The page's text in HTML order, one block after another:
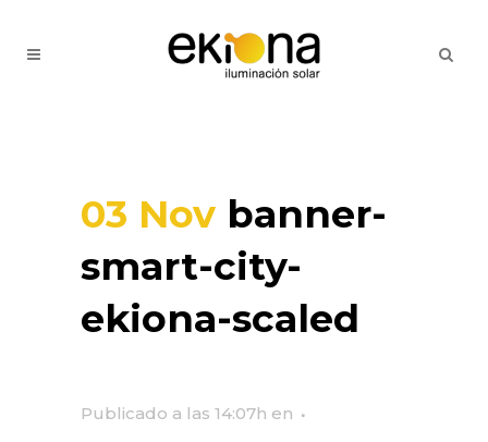
03 Nov banner-
smart-city-
ekiona-scaled
Publicado a las 14:07h en